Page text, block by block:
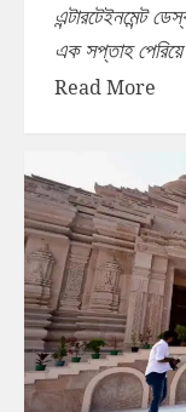
এন্টারটেইনমেন্ট
এক সপ্তাহ
Read More